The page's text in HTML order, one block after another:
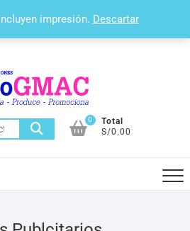
impresión. Descartar
Buscar
por:
0
Total
S/0.00